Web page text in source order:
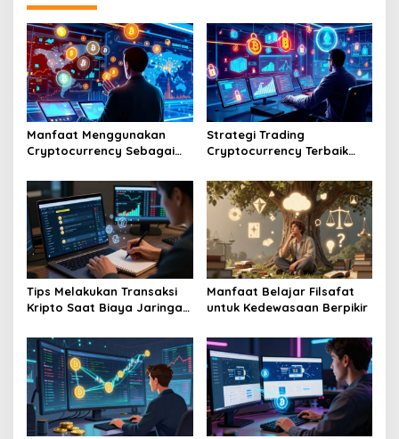
Manfaat Menggunakan
Cryptocurrency Sebagai
Era Ekonomi Baru
Strategi Trading
Cryptocurrency Terbaik
Enam Mendatang
Tips Melakukan Transaksi
Kripto Saat Biaya Jaringan
Manfaat Belajar Filsafat
untuk Kedewasaan Berpikir